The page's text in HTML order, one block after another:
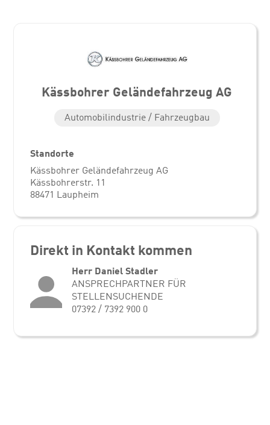
Kässbohrer Geländefahrzeug AG
Automobilindustrie / Fahrzeugbau
Standorte
Kässbohrer Geländefahrzeug AG
Kässbohrerstr. 11
88471 Laupheim
Direkt in Kontakt kommen
Herr Daniel Stadler
ANSPRECHPARTNER FÜR
STELLENSUCHENDE
07392 / 7392 900 0